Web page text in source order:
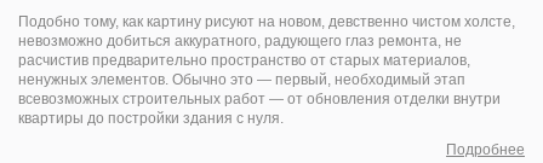
Подобно тому, как картину рисуют на новом, девственно чистом холсте,
невозможно добиться аккуратного, радующего глаз ремонта, не
расчистив предварительно пространство от старых материалов,
ненужных элементов. Обычно это — первый, необходимый этап
всевозможных строительных работ — от обновления отделки внутри
квартиры до постройки здания с нуля.
Подробнее